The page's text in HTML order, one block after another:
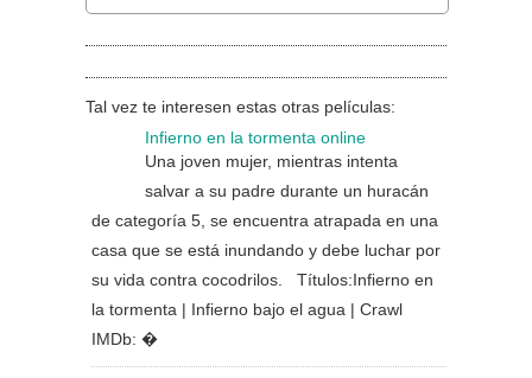
Tal vez te interesen estas otras películas:
Infierno en la tormenta online
Una joven mujer, mientras intenta
salvar a su padre durante un huracán
de categoría 5, se encuentra atrapada en una
casa que se está inundando y debe luchar por
su vida contra cocodrilos. Títulos:Infierno en
la tormenta | Infierno bajo el agua | Crawl
IMDb: �